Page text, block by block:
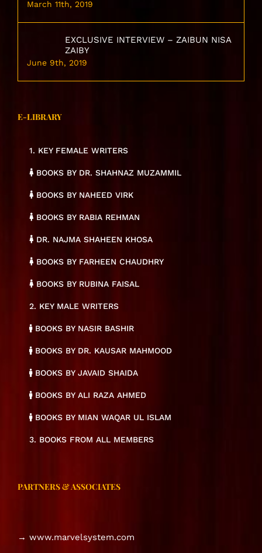
March 11th, 2019
EXCLUSIVE INTERVIEW – ZAIBUN NISA
ZAIBY
June 9th, 2019
E-LIBRARY
1. KEY FEMALE WRITERS
BOOKS BY DR. SHAHNAZ MUZAMMIL
BOOKS BY NAHEED VIRK
BOOKS BY RABIA REHMAN
DR. NAJMA SHAHEEN KHOSA
BOOKS BY FARHEEN CHAUDHRY
BOOKS BY RUBINA FAISAL
2. KEY MALE WRITERS
BOOKS BY NASIR BASHIR
BOOKS BY DR. KAUSAR MAHMOOD
BOOKS BY JAVAID SHAIDA
BOOKS BY ALI RAZA AHMED
BOOKS BY MIAN WAQAR UL ISLAM
3. BOOKS FROM ALL MEMBERS
PARTNERS & ASSOCIATES
→ www.marvelsystem.com